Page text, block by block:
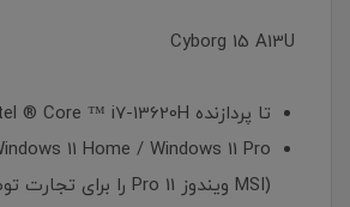
Cyborg 15 A13U
تا پردازنده Intel ® Core ™ i7-13620H
11 Home / Windows 11 Pro
(MSI ویندوز 11 Pro را برای تجارت توصیه می کند.)